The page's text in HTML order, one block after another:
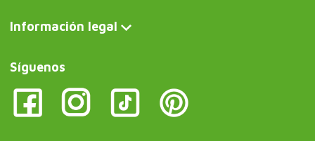
Información legal
Síguenos